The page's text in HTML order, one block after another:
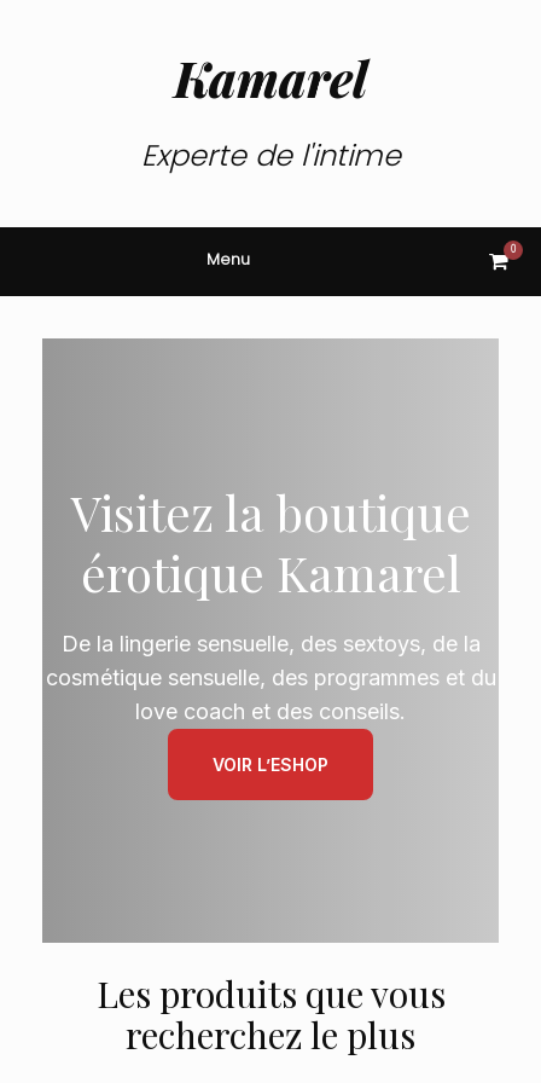
Kamarel
Experte de l'intime
Menu View
cart
0
Visitez la boutique
érotique Kamarel
De la lingerie sensuelle, des sextoys, de la
cosmétique sensuelle, des programmes et du
love coach et des conseils.
VOIR L’ESHOP
Les produits que vous
recherchez le plus